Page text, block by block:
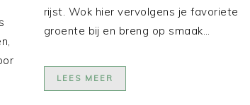
rijst. Wok hier vervolgens je favoriete
groente bij en breng op smaak…
LEES MEER